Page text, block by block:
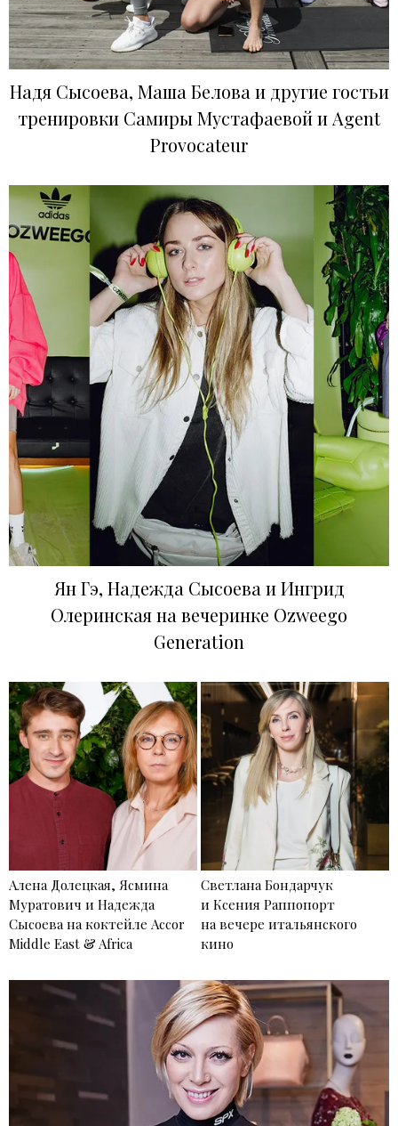
Надя Сысоева, Маша Белова и другие гостьи
тренировки Самиры Мустафаевой и Agent
Provocateur
Ян Гэ, Надежда Сысоева и Ингрид
Олеринская на вечеринке Ozweego
Generation
Алена Долецкая, Ясмина
Муратович и Надежда
Сысоева на коктейле Accor
Middle East & Africa
Светлана Бондарчук
и Ксения Раппопорт
на вечере итальянского
кино